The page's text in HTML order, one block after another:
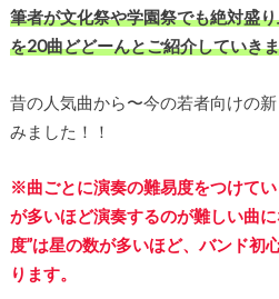
筆者が文化祭や学園祭でも絶対盛
を20曲どどーんとご紹介していき
昔の人気曲から〜今の若者向けの
みました！！
※曲ごとに演奏の難易度をつけてい
が多いほど演奏するのが難しい曲
度”は星の数が多いほど、バンド初
ります。